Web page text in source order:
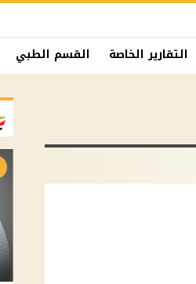
التقارير الخاصة القسم الطبي